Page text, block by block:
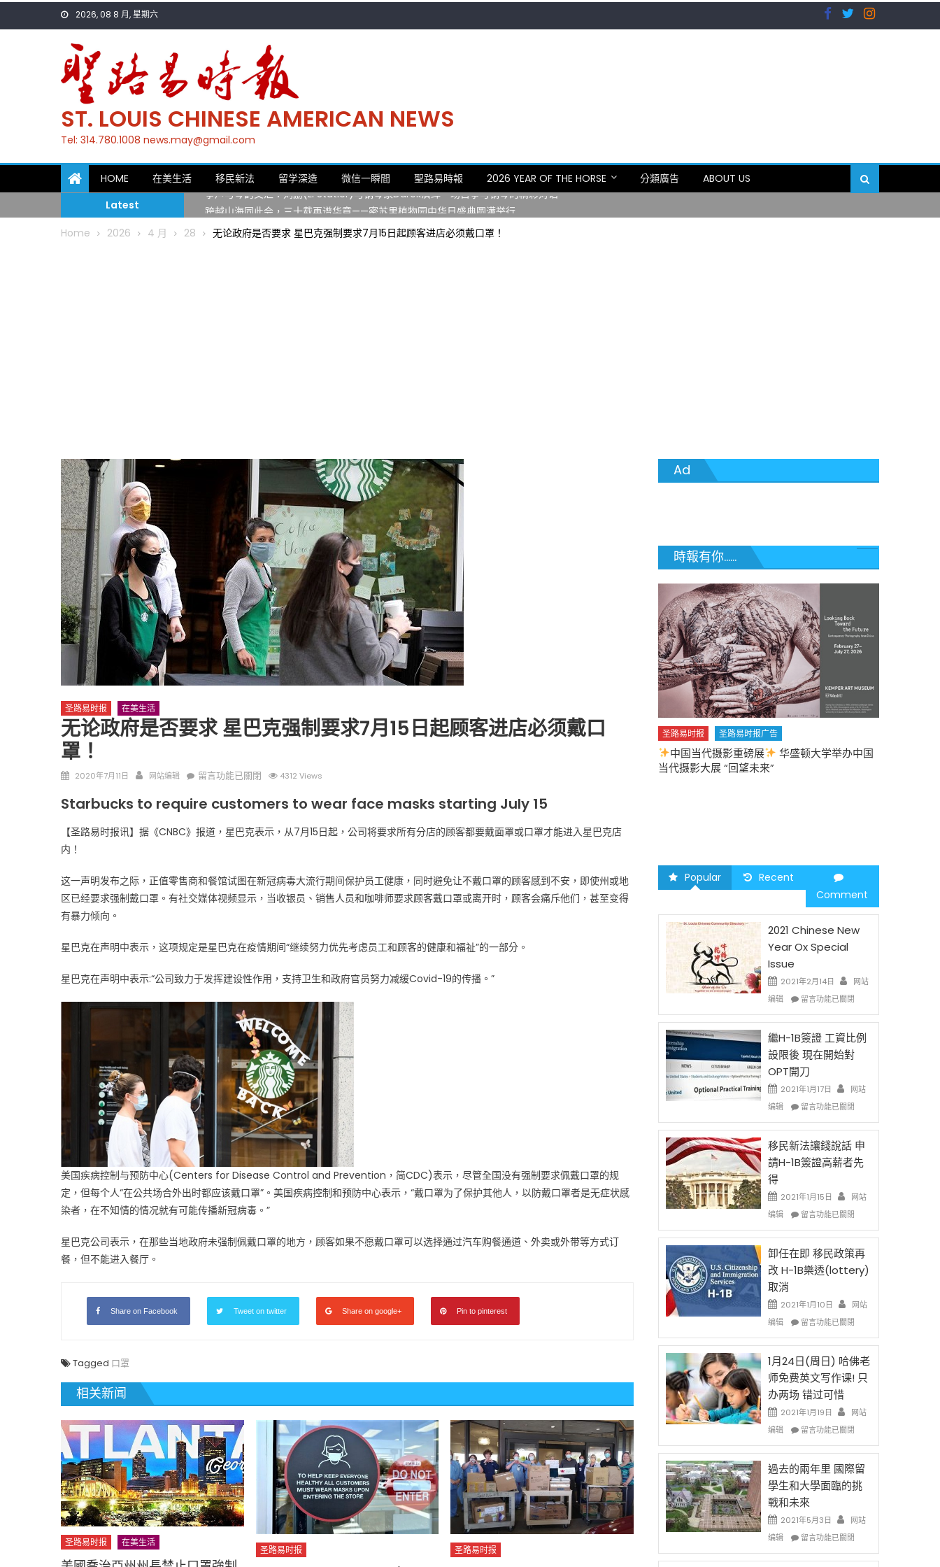
2026, 08 8 月, 星期六
ST. LOUIS CHINESE AMERICAN NEWS
Tel: 314.780.1008 news.may@gmail.com
HOME 在美生活 移民新法 留学深造 微信一瞬間 聖路易時報 2026 YEAR OF THE HORSE 分類廣告
ABOUT US
Latest
一晃三十年，初夏又相逢。中华日，等你来赴约 —— 密苏里植物园“中华日三十周年特别报道（五）
跨越山海同此会，三十载再谱华章——密苏里植物园中华日盛典圆满举行
三十二载跨越时空的相逢
Home 2026 4 月 28 无论政府是否要求 星巴克强制要求7月15日起顾客进店必须戴口罩！
圣路易时报 在美生活
无论政府是否要求 星巴克强制要求7月15日起顾客进店必须戴口
罩！
Posted
2020年7月11日 Author
网站编辑
在
论
府
要
求
克
制
要
求
7
月
15
日
起
顾
客
进
店
必
须
戴
罩！〉
留言功能已關閉 4312 Views
Starbucks to require customers to wear face masks starting July 15
【圣路易时报讯】据《CNBC》报道，星巴克表示，从7月15日起，公司将要求所有分店的顾客都要戴面罩或口罩才能进入星巴克店
内！
这一声明发布之际，正值零售商和餐馆试图在新冠病毒大流行期间保护员工健康，同时避免让不戴口罩的顾客感到不安，即使州或地
区已经要求强制戴口罩。有社交媒体视频显示，当收银员、销售人员和咖啡师要求顾客戴口罩或离开时，顾客会痛斥他们，甚至变得
有暴力倾向。
星巴克在声明中表示，这项规定是星巴克在疫情期间“继续努力优先考虑员工和顾客的健康和福祉”的一部分。
星巴克在声明中表示:“公司致力于发挥建设性作用，支持卫生和政府官员努力减缓Covid-19的传播。”
美国疾病控制与预防中心(Centers for Disease Control and Prevention，简CDC)表示，尽管全国没有强制要求佩戴口罩的规
定，但每个人“在公共场合外出时都应该戴口罩”。美国疾病控制和预防中心表示，“戴口罩为了保护其他人，以防戴口罩者是无症状感
染者，在不知情的情况就有可能传播新冠病毒。”
星巴克公司表示，在那些当地政府未强制佩戴口罩的地方，顾客如果不愿戴口罩可以选择通过汽车购餐通道、外卖或外带等方式订
餐，但不能进入餐厅。
Share on Facebook Tweet on twitter Share on google+ Pin to pinterest
Tagged 口罩
相关新闻
圣路易时报 在美生活
圣路易时报 圣路易时报
Ad
時報有你......
Lu Team 卢长志
免费健康检查 无需预约 免费赠送血压计供符合
条件者使用 欢迎参加索取! 4月18日星期六 上午
9点至中午 Grace UM Church
圣路易时报 圣路易时报广告
中国当代摄影重磅展
华盛顿大学举办中国
当代摄影大展 “回望未来”
Popular
Recent
Comment
2021 Chinese New
Year Ox Special
Issue
2021年2月14日
网站
编辑
在
Chinese
New
Year
Ox
Special
Issue〉
中
留言功能已關閉
繼H-1B簽證 工資比例
設限後 現在開始對
OPT開刀
2021年1月17日
网站
编辑
在
H-
1B
簽
證
資
比
設
限
後
現
開
始
對
OPT
開
刀〉
中
留言功能已關閉
移民新法讓錢說話 申
請H-1B簽證高薪者先
得
2021年1月15日
网站
编辑
在
民
新
法
讓
說
話
請
H-
1B
簽
證
高
薪
者
先
得〉
中
留言功能已關閉
卸任在即 移民政策再
改 H-1B樂透(lottery)
取消
2021年1月10日
网站
编辑
在
任
在
即
移
民
政
策
改
H-
1B
樂
透
(lottery)
取
消〉
中
留言功能已關閉
1月24日(周日) 哈佛老
师免费英文写作课! 只
办两场 错过可惜
2021年1月19日
网站
编辑
在
月
24
日
(周
日)
哈
佛
师
留言功能已關閉
過去的兩年里 國際留
學生和大學面臨的挑
戰和未來
2021年5月3日
网站
编辑
在
去
留言功能已關閉